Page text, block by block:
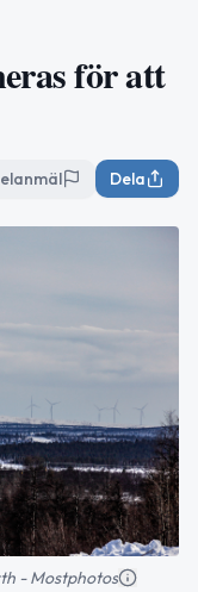
för att
Dela
- Mostphotos